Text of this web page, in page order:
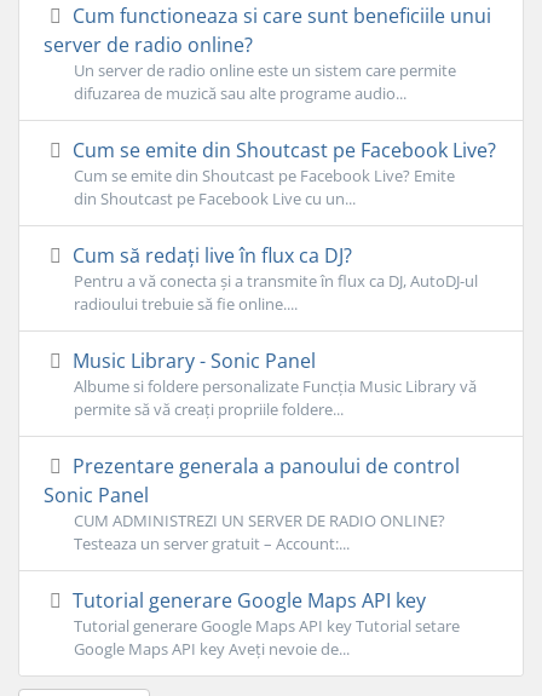
Cum functioneaza si care sunt beneficiile unui
server de radio online?
Un server de radio online este un sistem care permite
difuzarea de muzică sau alte programe audio...
Cum se emite din Shoutcast pe Facebook Live?
Cum se emite din Shoutcast pe Facebook Live? Emite
din Shoutcast pe Facebook Live cu un...
Cum să redați live în flux ca DJ?
Pentru a vă conecta și a transmite în flux ca DJ, AutoDJ-ul
radioului trebuie să fie online....
Music Library - Sonic Panel
Albume si foldere personalizate Funcția Music Library vă
permite să vă creați propriile foldere...
Prezentare generala a panoului de control
Sonic Panel
CUM ADMINISTREZI UN SERVER DE RADIO ONLINE?
Testeaza un server gratuit – Account:...
Tutorial generare Google Maps API key
Tutorial generare Google Maps API key Tutorial setare
Google Maps API key Aveți nevoie de...